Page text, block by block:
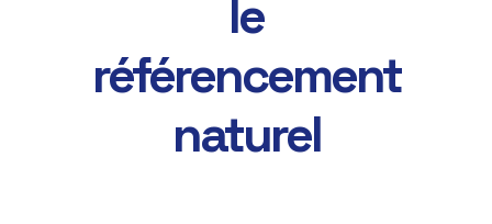
le
référencement
naturel